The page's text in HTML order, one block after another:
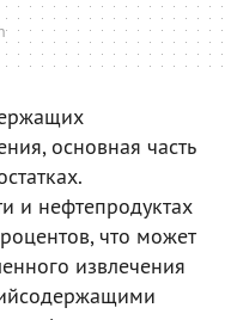
основная часть
и нефтепродуктах
что может
извлечения